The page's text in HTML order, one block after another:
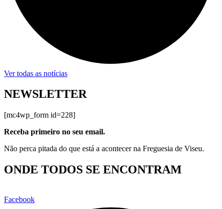
Ver todas as notícias
NEWSLETTER
[mc4wp_form id=228]
Receba primeiro no seu email.
Não perca pitada do que está a acontecer na Freguesia de Viseu.
ONDE TODOS SE ENCONTRAM
Facebook